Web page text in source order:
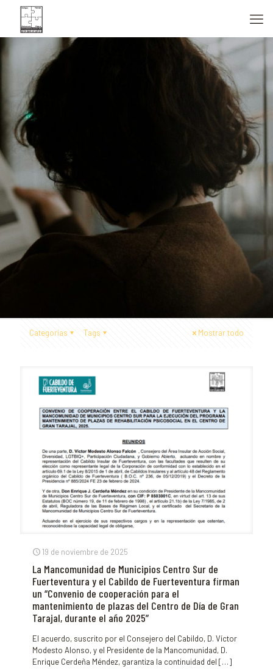
Categorías Tags Mostrar todo
19 de noviembre de 2025
La Mancomunidad de Municipios Centro Sur de
Fuerteventura y el Cabildo de Fuerteventura firman
un “Convenio de cooperación para el
mantenimiento de plazas del Centro de Día de Gran
Tarajal, durante el año 2025”
El acuerdo, suscrito por el Consejero del Cabildo, D. Víctor
Modesto Alonso, y el Presidente de la Mancomunidad, D.
Enrique Cerdeña Méndez, garantiza la continuidad del […]